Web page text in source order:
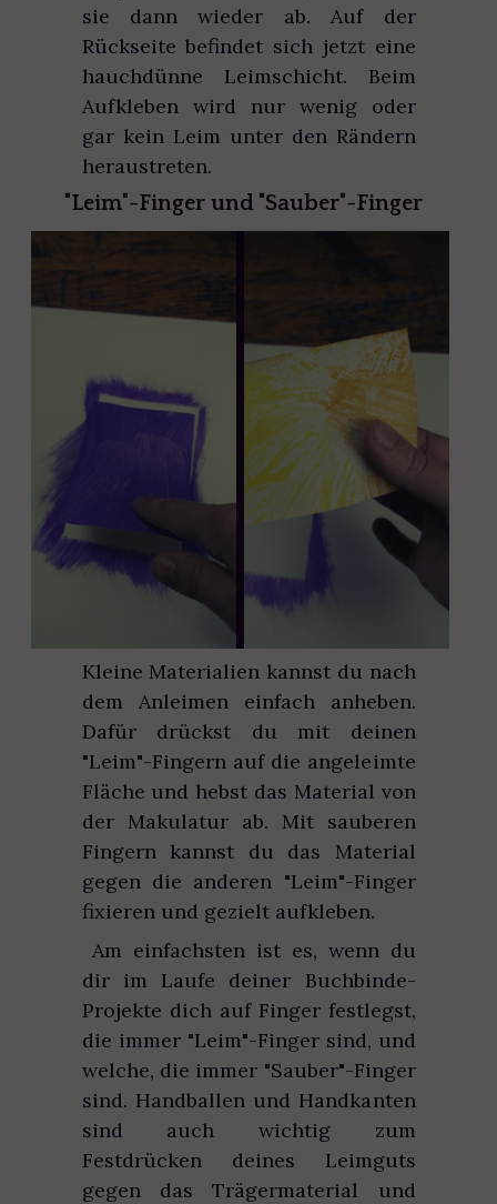
sie dann wieder ab. Auf der
Rückseite befindet sich jetzt eine
hauchdünne Leimschicht. Beim
Aufkleben wird nur wenig oder
gar kein Leim unter den Rändern
heraustreten.
"Leim"-Finger und "Sauber"-Finger
Kleine Materialien kannst du nach
dem Anleimen einfach anheben.
Dafür drückst du mit deinen
"Leim"-Fingern auf die angeleimte
Fläche und hebst das Material von
der Makulatur ab. Mit sauberen
Fingern kannst du das Material
gegen die anderen "Leim"-Finger
fixieren und gezielt aufkleben.
Am einfachsten ist es, wenn du
dir im Laufe deiner Buchbinde-
Projekte dich auf Finger festlegst,
die immer "Leim"-Finger sind, und
welche, die immer "Sauber"-Finger
sind. Handballen und Handkanten
sind auch wichtig zum
Festdrücken deines Leimguts
gegen das Trägermaterial und